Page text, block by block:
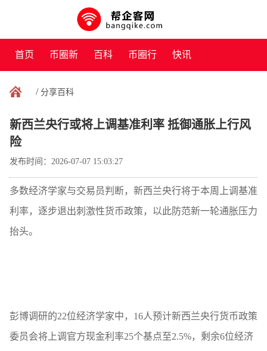
首页 币圈新
闻
百科 币圈行 快讯
/ 分享百科
新西兰央行或将上调基准利率 抵御通胀上行风
险
发布时间：2026-07-07 15:03:27
多数经济学家与交易员判断，新西兰央行将于本周上调基准
利率，逐步退出刺激性货币政策，以此防范新一轮通胀压力
抬头。
彭博调研的22位经济学家中，16人预计新西兰央行货币政策
委员会将上调官方现金利率25个基点至2.5%，剩余6位经济